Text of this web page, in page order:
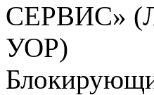
СЕРВИС»
УОР)